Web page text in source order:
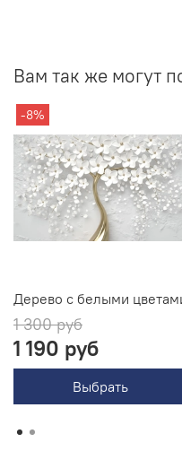
Вам так же могут
-8%
Дерево с белыми
1 300 руб
1 190 руб
Выбрать